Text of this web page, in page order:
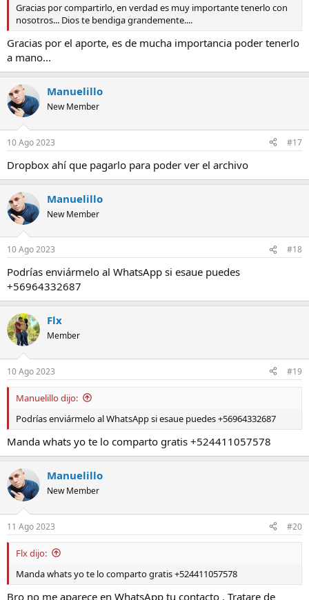
Gracias por compartirlo, en verdad es muy importante tenerlo con
nosotros... Dios te bendiga grandemente....
Gracias por el aporte, es de mucha importancia poder tenerlo
a mano...
Manuelillo
New Member
10 Ago 2023 #17
Dropbox ahí que pagarlo para poder ver el archivo
Manuelillo
New Member
10 Ago 2023 #18
Podrías enviármelo al WhatsApp si esaue puedes
+56964332687
Flx
Member
10 Ago 2023 #19
Manuelillo dijo:
Podrías enviármelo al WhatsApp si esaue puedes +56964332687
Manda whats yo te lo comparto gratis +524411057578
Manuelillo
New Member
11 Ago 2023 #20
Flx dijo:
Manda whats yo te lo comparto gratis +524411057578
Bro no me aparece en WhatsApp tu contacto . Tratare de